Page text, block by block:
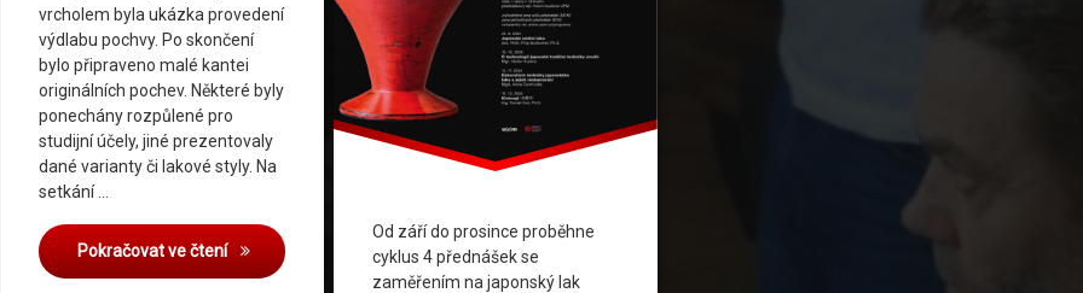
vrcholem byla ukázka provedení
výdlabu pochvy. Po skončení
bylo připraveno malé kantei
originálních pochev. Některé byly
ponechány rozpůlené pro
studijní účely, jiné prezentovaly
dané varianty či lakové styly. Na
setkání …
Pokračovat ve čtení Ukázka výroby saya – duben 2025
Od září do prosince proběhne
cyklus 4 přednášek se
zaměřením na japonský lak